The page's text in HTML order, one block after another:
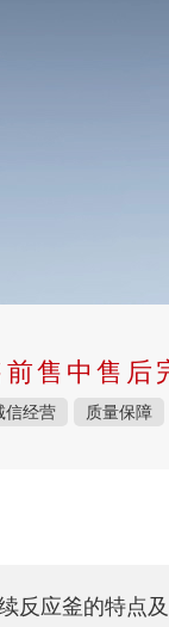
前售中售后
信经营 质量保障
反应釜的特点